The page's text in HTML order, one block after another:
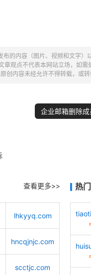
布的内容（图片、视频和文字
章观点不代表本网站立场，如
创内容未经允许不得转载，或转
企业邮箱删除成
查看更多>>
lhkyyq.com
hncqjnjc.com
scctjc.com
热